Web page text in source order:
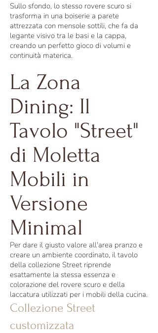
Sullo sfondo, lo stesso rovere scuro si
trasforma in una boiserie a parete
attrezzata con mensole sottili, che fa da
legante visivo tra le basi e la cappa,
creando un perfetto gioco di volumi e
continuità materica.
La Zona
Dining: Il
Tavolo "Street"
di Moletta
Mobili in
Versione
Minimal
Per dare il giusto valore all'area pranzo e
creare un ambiente coordinato, il tavolo
della collezione Street riprende
esattamente la stessa essenza e
colorazione del rovere scuro e della
laccatura utilizzati per i mobili della cucina.
Collezione Street
customizzata